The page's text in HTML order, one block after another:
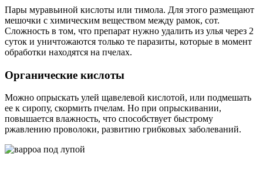
Пары муравьиной кислоты или тимола. Для этого размещают
мешочки с химическим веществом между рамок, сот.
Сложность в том, что препарат нужно удалить из улья через 2
суток и уничтожаются только те паразиты, которые в момент
обработки находятся на пчелах.
Органические кислоты
Можно опрыскать улей щавелевой кислотой, или подмешать
ее к сиропу, скормить пчелам. Но при опрыскивании,
повышается влажность, что способствует быстрому
ржавлению проволоки, развитию грибковых заболеваний.